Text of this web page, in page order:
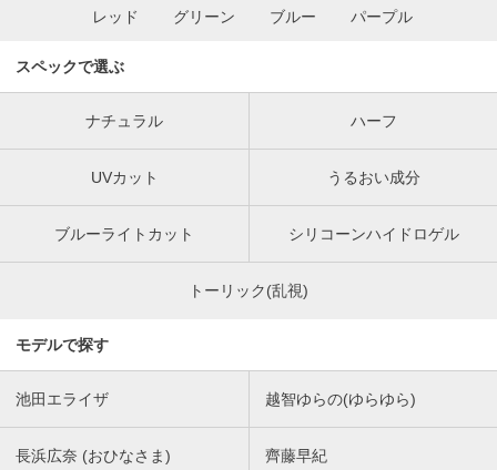
レッド グリーン ブルー パープル
スペックで選ぶ
ナチュラル ハーフ
UVカット うるおい成分
ブルーライトカット シリコーンハイドロゲル
トーリック(乱視)
モデルで探す
池田エライザ 越智ゆらの(ゆらゆら)
長浜広奈 (おひなさま) 齊藤早紀